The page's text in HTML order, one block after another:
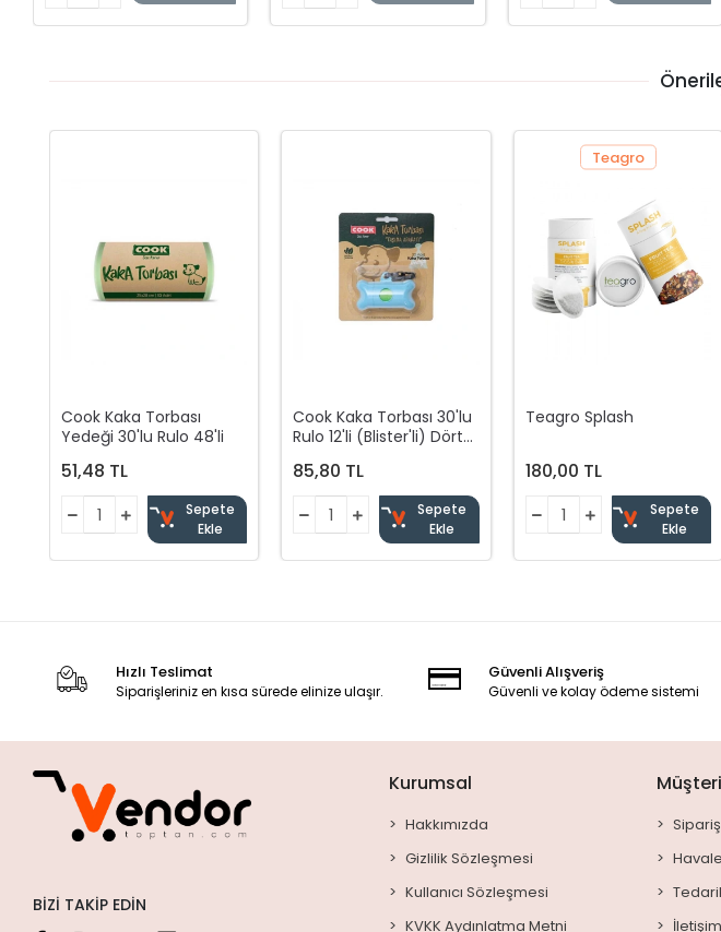
Cook Kaka Torbası
Yedeği 30'lu Rulo 48'li
51,48 TL
Sepete
Ekle
Cook Kaka Torbası 30'lu
Rulo 12'li (Blister'li) Dört
85,80 TL
Sepete
Ekle
Teagro Splash
Teagro
180,00 TL
Sepete
Ekle
Hızlı Teslimat
Siparişleriniz en kısa sürede elinize ulaşır.
Güvenli Alışveriş
Güvenli ve kolay ödeme sistemi
BIZI TAKIP EDIN
Kurumsal
Hakkımızda
Gizlilik Sözleşmesi
Kullanıcı Sözleşmesi
KVKK Aydınlatma Metni
İletişim